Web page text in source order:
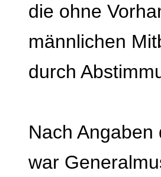
die ohne
männlichen
durch
Nach
war